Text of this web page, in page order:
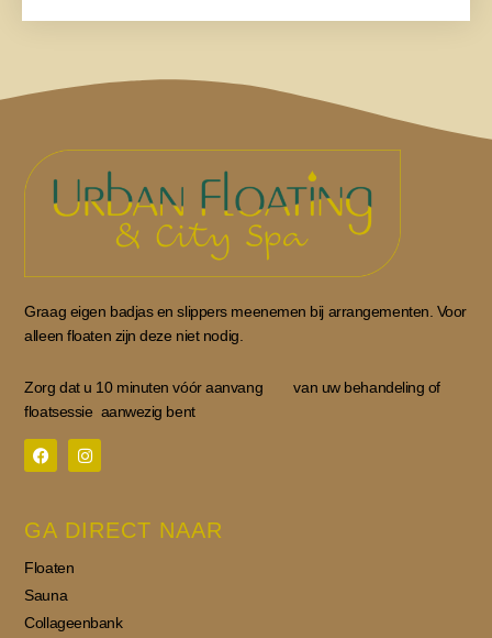
Graag eigen badjas en slippers meenemen bij arrangementen. Voor
alleen floaten zijn deze niet nodig.
Zorg dat u 10 minuten vóór aanvang van uw behandeling of
floatsessie aanwezig bent
e
o
o
k
t
GA DIRECT NAAR
Floaten
Sauna
Collageenbank